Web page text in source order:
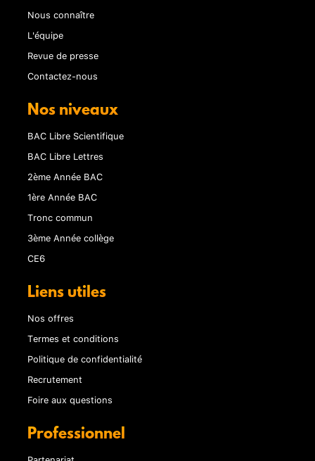
Nous connaître
L'équipe
Revue de presse
Contactez-nous
Nos niveaux
BAC Libre Scientifique
BAC Libre Lettres
2ème Année BAC
1ère Année BAC
Tronc commun
3ème Année collège
CE6
Liens utiles
Nos offres
Termes et conditions
Politique de confidentialité
Recrutement
Foire aux questions
Professionnel